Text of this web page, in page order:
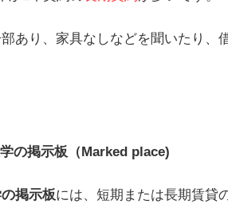
あり、家具なしなどを聞いたり、
の掲示板（Marked place)
の掲示板には、短期または長期賃貸